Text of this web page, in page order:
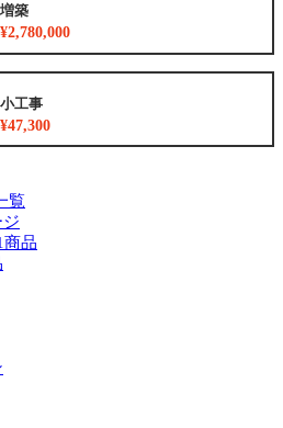
増築
¥2,780,000
小工事
¥47,300
覧
商品